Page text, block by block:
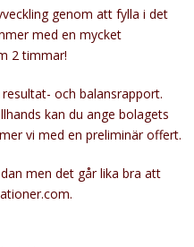
genom att fylla i det
med en mycket
2 timmar!
och balansrapport.
kan du ange bolagets
vi med en preliminär offert.
men det går lika bra att